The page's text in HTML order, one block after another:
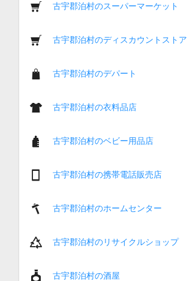
古宇郡泊村のスーパーマーケット
古宇郡泊村のディスカウントストア
古宇郡泊村のデパート
古宇郡泊村の衣料品店
古宇郡泊村のベビー用品店
古宇郡泊村の携帯電話販売店
古宇郡泊村のホームセンター
古宇郡泊村のリサイクルショップ
古宇郡泊村の酒屋